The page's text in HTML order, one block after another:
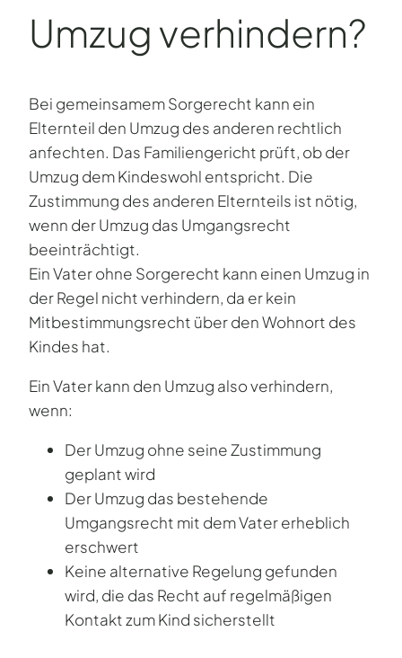
Umzug verhindern?
Bei gemeinsamem Sorgerecht kann ein
Elternteil den Umzug des anderen rechtlich
anfechten. Das Familiengericht prüft, ob der
Umzug dem Kindeswohl entspricht. Die
Zustimmung des anderen Elternteils ist nötig,
wenn der Umzug das Umgangsrecht
beeinträchtigt.
Ein Vater ohne Sorgerecht kann einen Umzug in
der Regel nicht verhindern, da er kein
Mitbestimmungsrecht über den Wohnort des
Kindes hat.
Ein Vater kann den Umzug also verhindern,
wenn:
Der Umzug ohne seine Zustimmung
geplant wird
Der Umzug das bestehende
Umgangsrecht mit dem Vater erheblich
erschwert
Keine alternative Regelung gefunden
wird, die das Recht auf regelmäßigen
Kontakt zum Kind sicherstellt